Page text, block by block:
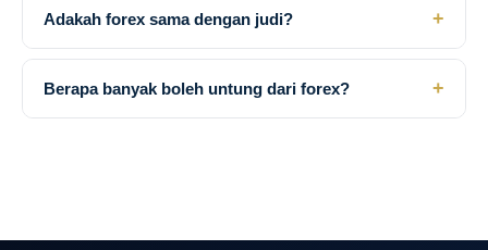
Adakah forex sama dengan judi? +
Berapa banyak boleh untung dari forex? +